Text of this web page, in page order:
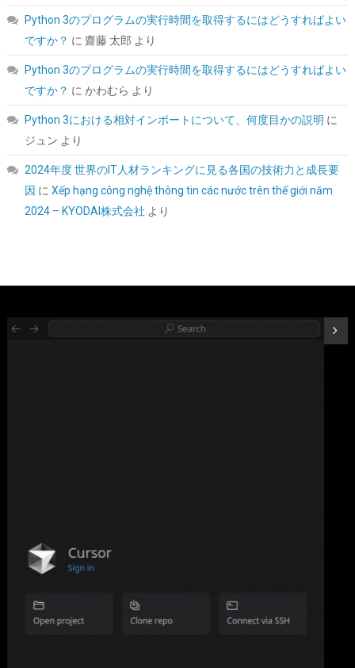
DDR5-5600 32GB×2枚 (64GB) 相性保証 288pin シー・エフ・デー
販売 CFD Standard W5U5600CS-32GC46F
) GBP 465.62
Python 3のプログラムの実行時間を取得するにはどうすればよい
ですか？ に 齋藤 太郎 より
Python 3のプログラムの実行時間を取得するにはどうすればよい
ですか？ に かわむら より
Python 3における相対インポートについて、何度目かの説明 に
ジュン より
2024年度 世界のIT人材ランキングに見る各国の技術力と成長要
因 に Xếp hạng công nghệ thông tin các nước trên thế giới năm
2024 – KYODAI株式会社 より